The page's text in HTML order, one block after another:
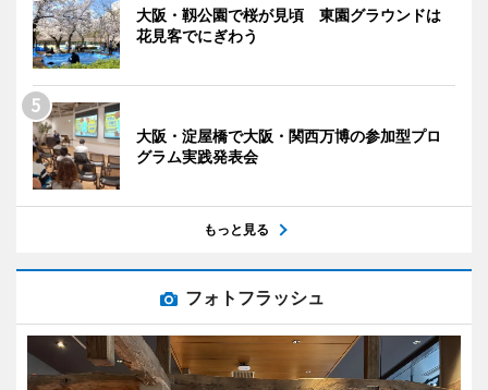
大阪・靱公園で桜が見頃 東園グラウンドは
花見客でにぎわう
大阪・淀屋橋で大阪・関西万博の参加型プロ
グラム実践発表会
もっと見る
フォトフラッシュ